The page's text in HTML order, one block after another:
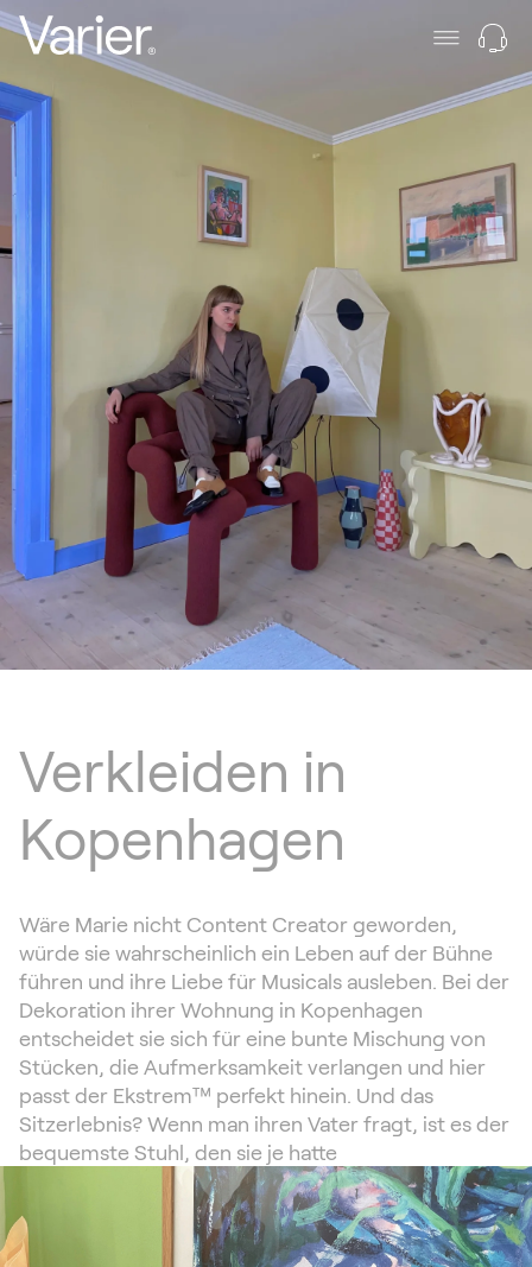
Verkleiden in
Kopenhagen
Wäre Marie nicht Content Creator geworden,
würde sie wahrscheinlich ein Leben auf der Bühne
führen und ihre Liebe für Musicals ausleben. Bei der
Dekoration ihrer Wohnung in Kopenhagen
entscheidet sie sich für eine bunte Mischung von
Stücken, die Aufmerksamkeit verlangen und hier
passt der Ekstrem™ perfekt hinein. Und das
Sitzerlebnis? Wenn man ihren Vater fragt, ist es der
bequemste Stuhl, den sie je hatte